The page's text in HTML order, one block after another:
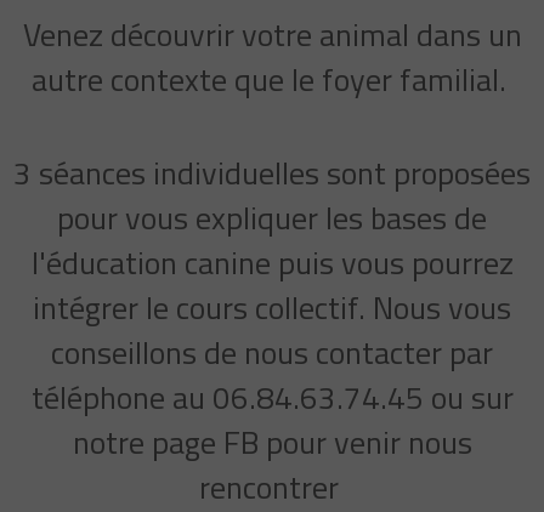
Venez découvrir votre animal dans un
autre contexte que le foyer familial.
3 séances individuelles sont proposées
pour vous expliquer les bases de
l'éducation canine puis vous pourrez
intégrer le cours collectif. Nous vous
conseillons de nous contacter par
téléphone au 06.84.63.74.45 ou sur
notre page FB pour venir nous
rencontrer